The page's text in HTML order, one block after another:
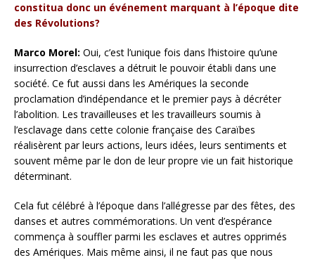
constitua donc un événement marquant à l’époque dite
des Révolutions?
Marco Morel: Oui, c’est l’unique fois dans l’histoire qu’une
insurrection d’esclaves a détruit le pouvoir établi dans une
société. Ce fut aussi dans les Amériques la seconde
proclamation d’indépendance et le premier pays à décréter
l’abolition. Les travailleuses et les travailleurs soumis à
l’esclavage dans cette colonie française des Caraïbes
réalisèrent par leurs actions, leurs idées, leurs sentiments et
souvent même par le don de leur propre vie un fait historique
déterminant.
Cela fut célébré à l’époque dans l’allégresse par des fêtes, des
danses et autres commémorations. Un vent d’espérance
commença à souffler parmi les esclaves et autres opprimés
des Amériques. Mais même ainsi, il ne faut pas que nous